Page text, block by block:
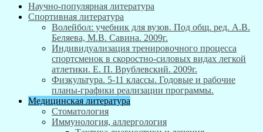
Научно-популярная литература
Спортивная литература
Волейбол: учебник для вузов. Под общ. ред. А.В.
Беляева, М.В. Савина. 2009г.
Индивидуализация тренировочного процесса
спортсменок в скоростно-силовых видах легкой
атлетики. Е. П. Врублевский. 2009г.
Физкультура. 5-11 классы. Годовые и рабочие
планы-графики реализации программы.
Медицинская литература
Стоматология
Иммунология, аллергология